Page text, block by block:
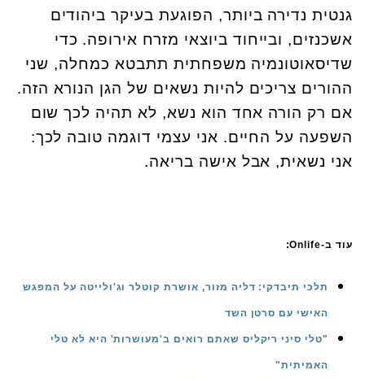
גנטית נדירה ביותר, הפוגעת בעיקר ביהודים
אשכנזים, ובייחוד ביוצאי מזרח אירופה. כדי
שדיסאוטונמיה משפחתית תתבטא כמחלה, שני
ההורים צריכים להיות נשאים של הגן הנורא הזה.
אם רק הורה אחד הוא נשא, לא תהיה לכך שום
השפעה על החיים. אני עצמי דוגמה טובה לכך:
אני נשאית, אבל אישה בריאה.
עוד ב-Onlife:
תלכי תיבדקי: דליה מזור, אושרת קוטלר וג'ולייטה על המפגש
האישי עם סרטן השד
"טלי סיני ריקליס שאתם רואים ב'מעושרות' היא לא טלי
האמיתית"